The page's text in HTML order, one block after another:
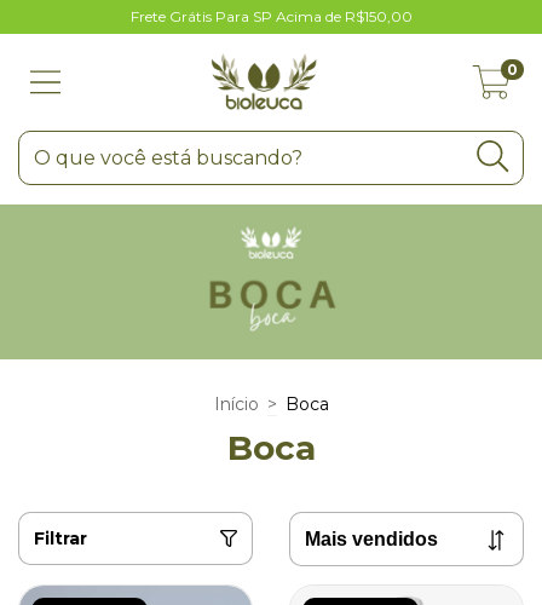
Frete Grátis Para SP Acima de R$150,00
0
Início > Boca
Boca
Filtrar